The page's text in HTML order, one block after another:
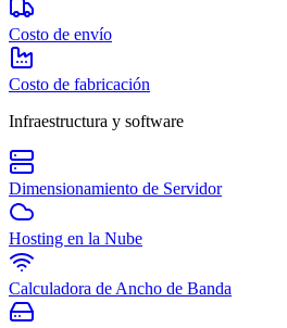
Costo de envío
Costo de fabricación
Infraestructura y software
Dimensionamiento de Servidor
Hosting en la Nube
Calculadora de Ancho de Banda